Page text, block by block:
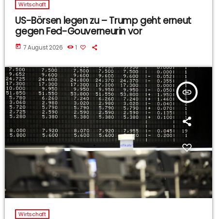
Wirtschaft
US-Börsen legen zu – Trump geht erneut
gegen Fed-Gouverneurin vor
today 7 August 2026 1
insert_link
Wirtschaft